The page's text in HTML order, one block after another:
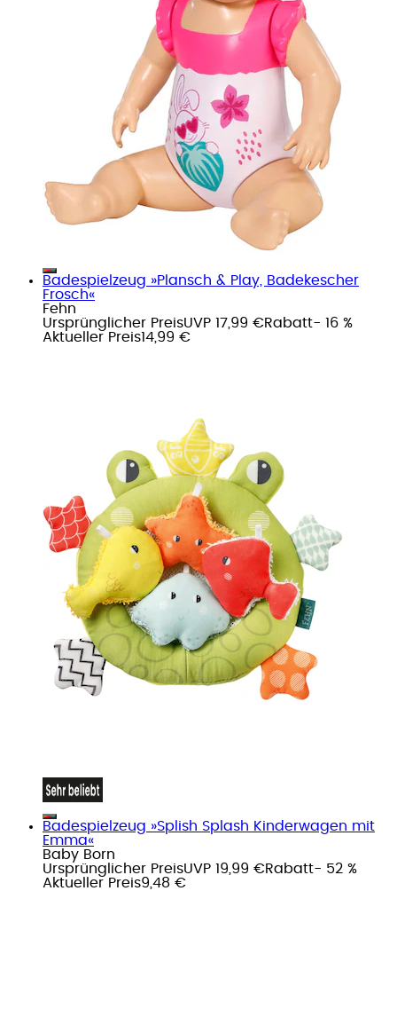
Badespielzeug »Plansch & Play, Badekescher
Frosch«
Fehn
Ursprünglicher PreisUVP 17,99 €Rabatt- 16 %
Aktueller Preis14,99 €
Badespielzeug »Splish Splash Kinderwagen mit
Emma«
Baby Born
Ursprünglicher PreisUVP 19,99 €Rabatt- 52 %
Aktueller Preis9,48 €